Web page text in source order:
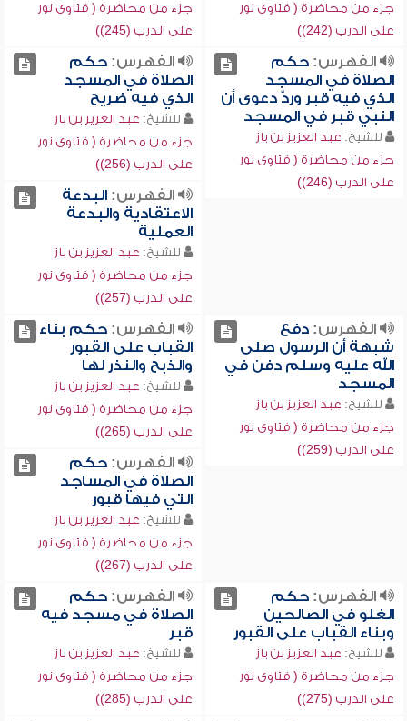
جزء من محاضرة ( فتاوى نور
على الدرب (242))
جزء من محاضرة ( فتاوى نور
على الدرب (245))
الفهرس:حكم
الصلاة في المسجد
الذي فيه قبر وردّ دعوى أن
النبي قبر في المسجد
للشيخ: عبد العزيز بن باز
جزء من محاضرة ( فتاوى نور
على الدرب (246))
الفهرس:حكم
الصلاة في المسجد
الذي فيه ضريح
للشيخ: عبد العزيز بن باز
جزء من محاضرة ( فتاوى نور
على الدرب (256))
الفهرس:البدعة
الاعتقادية والبدعة
العملية
للشيخ: عبد العزيز بن باز
جزء من محاضرة ( فتاوى نور
على الدرب (257))
الفهرس:دفع
شبهة أن الرسول صلى
الله عليه وسلم دفن في
المسجد
للشيخ: عبد العزيز بن باز
جزء من محاضرة ( فتاوى نور
على الدرب (259))
الفهرس:حكم بناء
القباب على القبور
والذبح والنذر لها
للشيخ: عبد العزيز بن باز
جزء من محاضرة ( فتاوى نور
على الدرب (265))
الفهرس:حكم
الصلاة في المساجد
التي فيها قبور
للشيخ: عبد العزيز بن باز
جزء من محاضرة ( فتاوى نور
على الدرب (267))
الفهرس:حكم
الغلو في الصالحين
وبناء القباب على القبور
للشيخ: عبد العزيز بن باز
جزء من محاضرة ( فتاوى نور
على الدرب (275))
الفهرس:حكم
الصلاة في مسجد فيه
قبر
للشيخ: عبد العزيز بن باز
جزء من محاضرة ( فتاوى نور
على الدرب (285))